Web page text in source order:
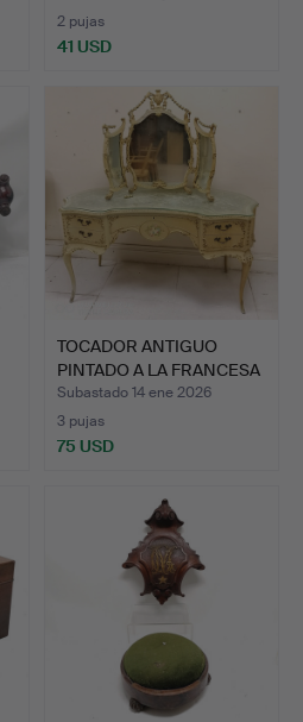
2 pujas
41 USD
TOCADOR ANTIGUO
PINTADO A LA FRANCESA
T/W …
Subastado 14 ene 2026
3 pujas
75 USD